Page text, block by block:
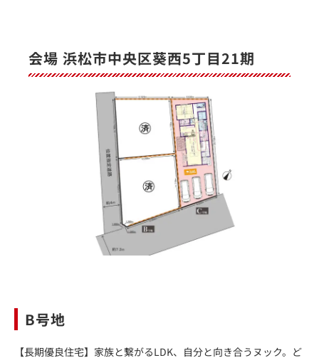
会場 浜松市中央区葵西5丁目21期
B号地
【長期優良住宅】家族と繋がるLDK、自分と向き合うヌック。ど